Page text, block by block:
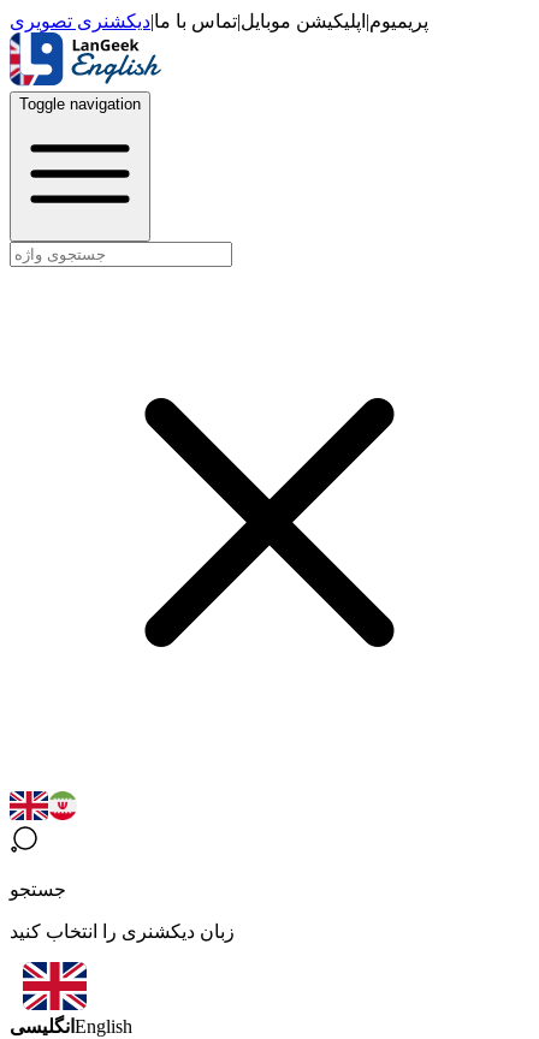
پریمیوم| اپلیکیشن موبایل|تماس با ما|دیکشنری تصویری
Toggle navigation
جستجو
زبان دیکشنری را انتخاب کنید
انگلیسی English